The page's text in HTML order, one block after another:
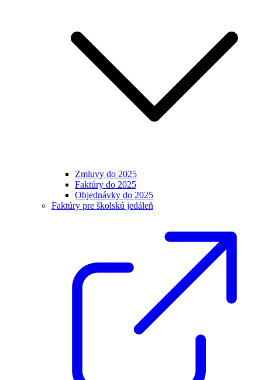
Zmluvy do 2025
Faktúry do 2025
Objednávky do 2025
Faktúry pre školskú jedáleň